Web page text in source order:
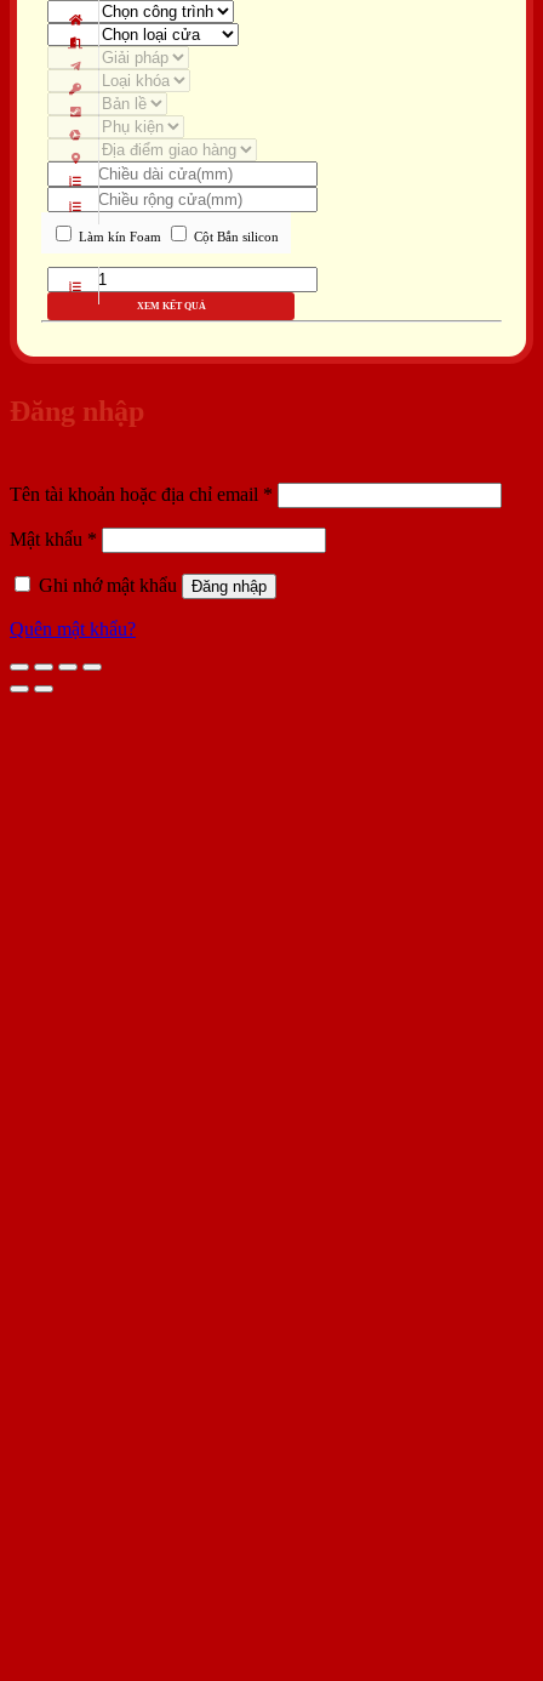
Làm kín Foam Cột Bắn silicon
XEM KẾT QUẢ
Đăng nhập
Tên tài khoản hoặc địa chỉ email *
buộc
Mật khẩu *
buộc
Ghi nhớ mật khẩu
Đăng nhập
Quên mật khẩu?